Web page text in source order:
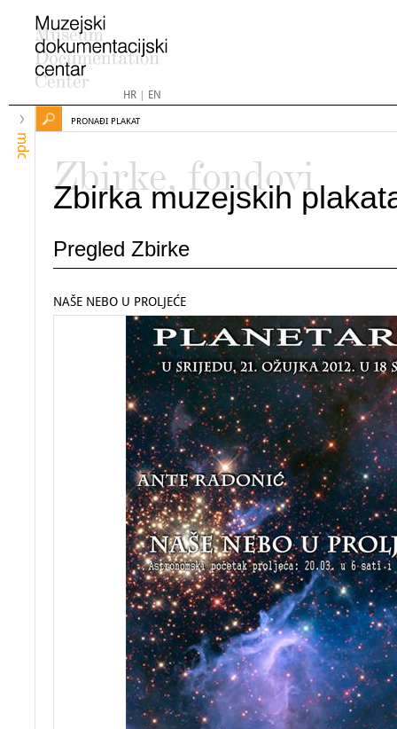
HR| EN
mdc
PRONAĐI PLAKAT
Zbirke, fondovi
Zbirka muzejskih
Pregled Zbirke
NAŠE NEBO U PROLJEĆE